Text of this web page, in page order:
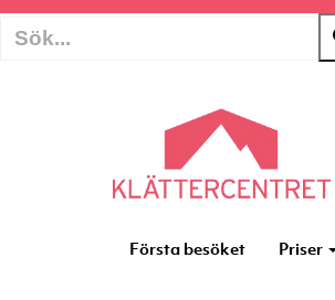
Första besöket Priser